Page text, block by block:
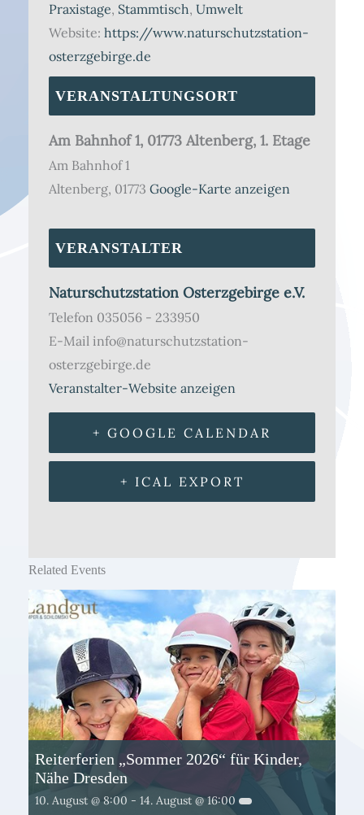
Praxistage, Stammtisch, Umwelt
Website: https://www.naturschutzstation-
osterzgebirge.de
VERANSTALTUNGSORT
Am Bahnhof 1, 01773 Altenberg, 1. Etage
Am Bahnhof 1
Altenberg, 01773 Google-Karte anzeigen
VERANSTALTER
Naturschutzstation Osterzgebirge e.V.
Telefon 035056 - 233950
E-Mail info@naturschutzstation-
osterzgebirge.de
Veranstalter-Website anzeigen
+ GOOGLE CALENDAR
+ ICAL EXPORT
Related Events
Reiterferien „Sommer 2026“ für Kinder,
Nähe Dresden
10. August @ 8:00 - 14. August @ 16:00